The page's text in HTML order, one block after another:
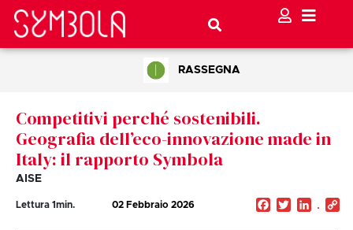
RASSEGNA
Competitivi perché sostenibili.
Geografia dell’eco-innovazione made in
Italy: il rapporto Symbola
AISE
Lettura 1min. 02 Febbraio 2026 Facebook
Twitter